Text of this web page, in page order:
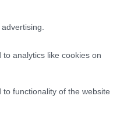
analytics like cookies on
functionality of the website